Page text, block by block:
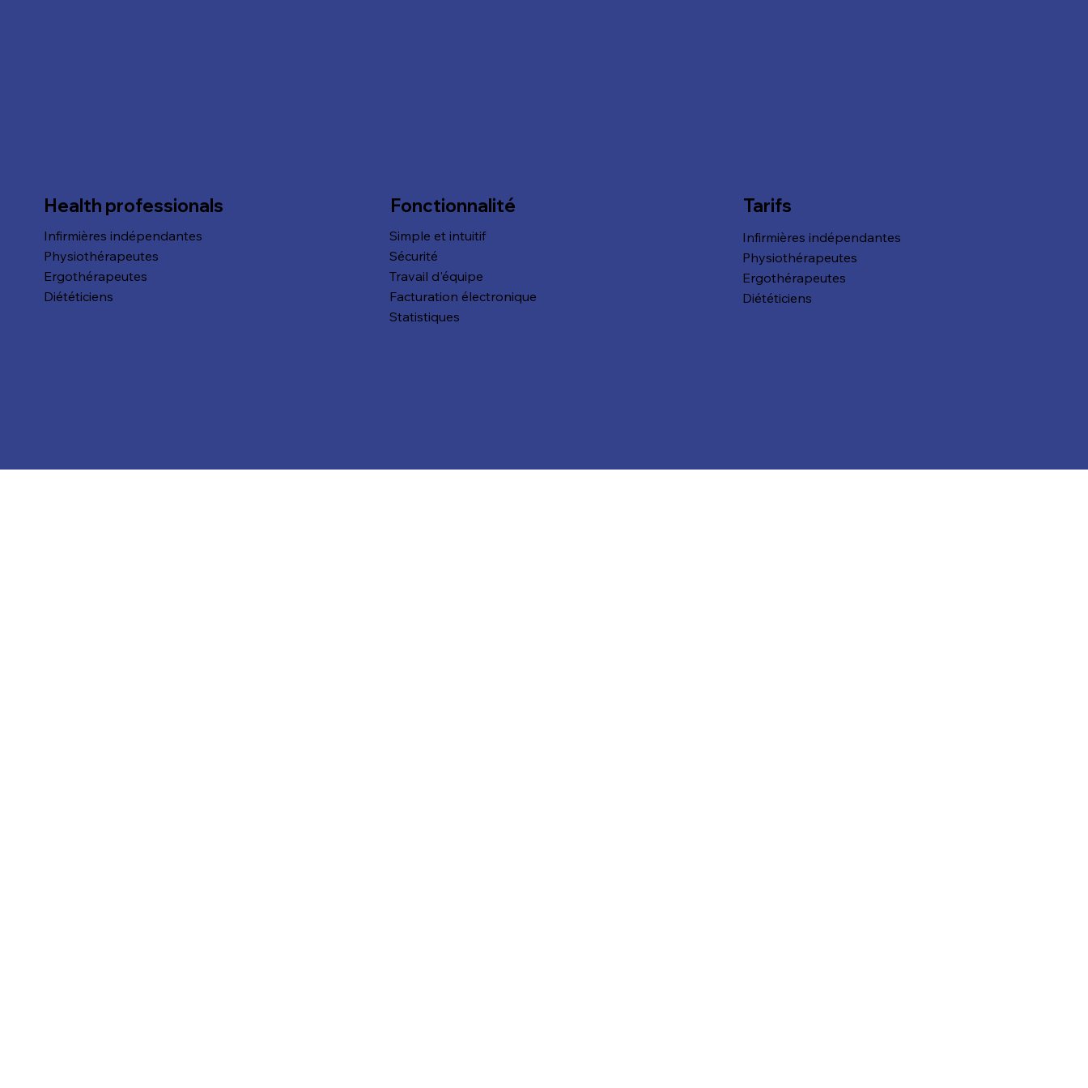
Fonctionnalité
Simple et intuitif
Sécurité
Travail d'équipe
Facturation électronique
Statistiques
Tarifs
Infirmières indépendantes
Physiothérapeutes
Ergothérapeutes
Diététiciens
Health professionals
Infirmières indépendantes
Physiothérapeutes
Ergothérapeutes
Diététiciens